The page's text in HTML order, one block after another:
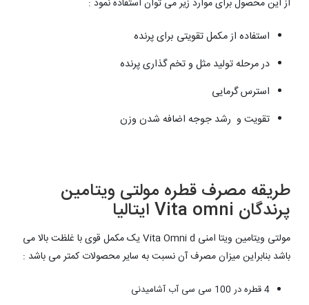
استفاده از مکمل تقویتی برای پرنده
​در مرحله تولید مثل و تخم گذاری پرنده
استرس گرمایی
تقویت و رشد جوجه اضافه شدن وزن​
طریقه مصرف قطره مولتی ویتامین
پرندگان Vita omni ایتالیا
مولتی ویتامین ویتا امنی Vita Omni d یک مکمل قوی با غلظت بالا می
باشد بنابراین میزان مصرف آن نسبت به سایر محصولات کمتر می باشد :
4 قطره در 100 سی سی آب آشامیدنی